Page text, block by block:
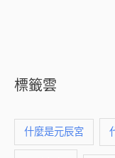
標籤雲
什麼是元辰宮